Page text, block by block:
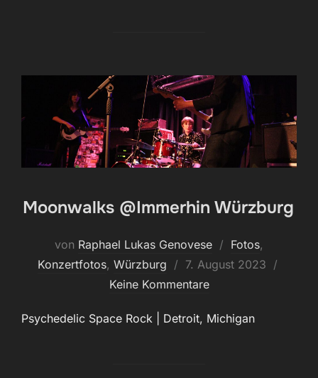
Moonwalks @Immerhin Würzburg
von Raphael Lukas Genovese Fotos,
Konzertfotos, Würzburg
Veröffentlicht
am
7. August 2023
Keine Kommentare
Psychedelic Space Rock | Detroit, Michigan